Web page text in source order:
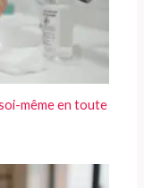
même en toute